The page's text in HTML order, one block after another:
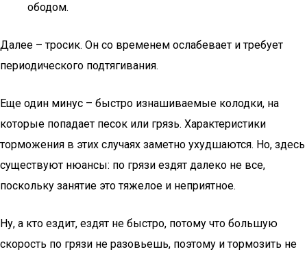
ободом.
Далее – тросик. Он со временем ослабевает и требует
периодического подтягивания.
Еще один минус – быстро изнашиваемые колодки, на
которые попадает песок или грязь. Характеристики
торможения в этих случаях заметно ухудшаются. Но, здесь
существуют нюансы: по грязи ездят далеко не все,
поскольку занятие это тяжелое и неприятное.
Ну, а кто ездит, ездят не быстро, потому что большую
скорость по грязи не разовьешь, поэтому и тормозить не